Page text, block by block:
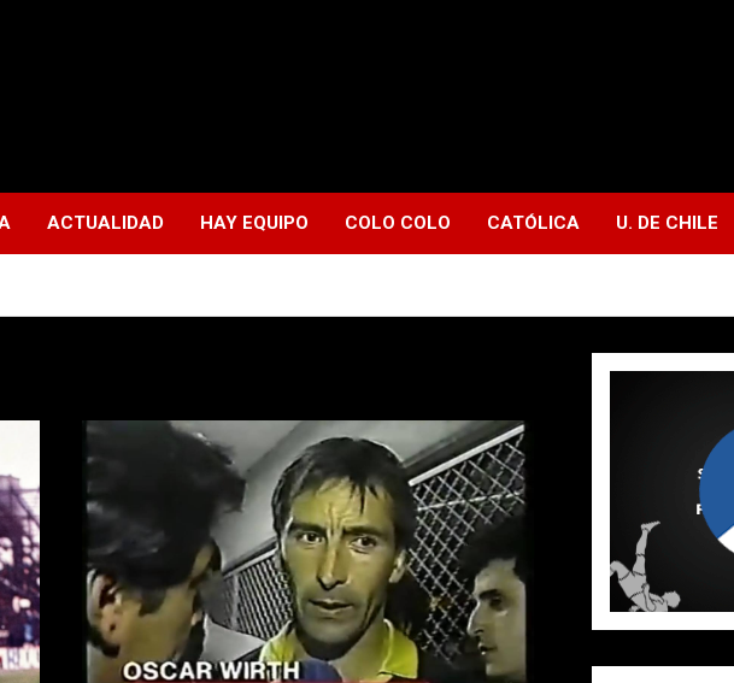
ACTUALIDAD HAY EQUIPO COLO COLO CATÓLICA U. DE CHILE